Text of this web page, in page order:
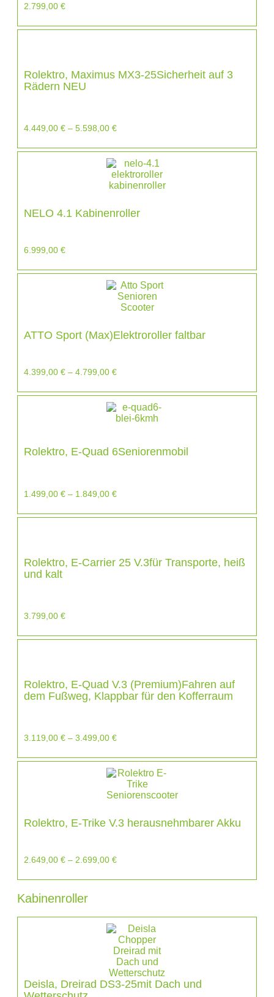
2.799,00 €
Rolektro, Maximus MX3-25Sicherheit auf 3
Rädern NEU
4.449,00 € – 5.598,00 €
NELO 4.1 Kabinenroller
6.999,00 €
ATTO Sport (Max)Elektroroller faltbar
4.399,00 € – 4.799,00 €
Rolektro, E-Quad 6Seniorenmobil
1.499,00 € – 1.849,00 €
Rolektro, E-Carrier 25 V.3für Transporte, heiß
und kalt
3.799,00 €
Rolektro, E-Quad V.3 (Premium)Fahren auf
dem Fußweg, Klappbar für den Kofferraum
3.119,00 € – 3.499,00 €
Rolektro, E-Trike V.3 herausnehmbarer Akku
2.649,00 € – 2.699,00 €
Kabinenroller
Deisla, Dreirad DS3-25mit Dach und